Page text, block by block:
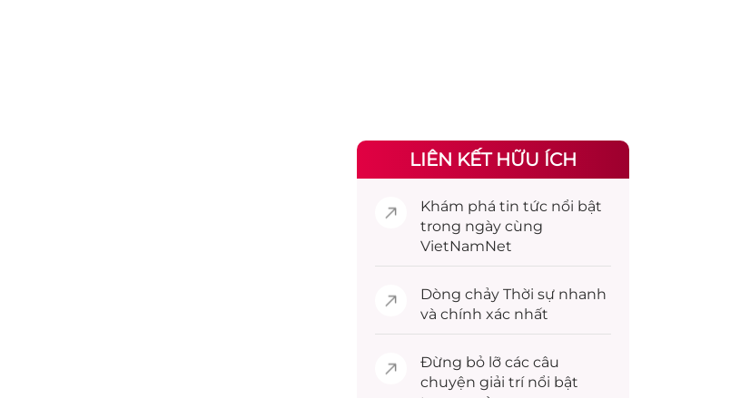
LIÊN KẾT HỮU ÍCH
Khám phá tin tức nổi bật
trong ngày cùng
VietNamNet
Dòng chảy Thời sự nhanh
và chính xác nhất
Đừng bỏ lỡ các câu
chuyện giải trínổi bật